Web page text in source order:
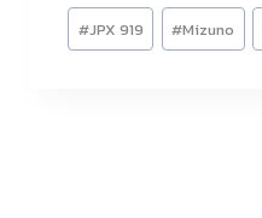
Post
Tags:
#JPX 919 #Mizuno